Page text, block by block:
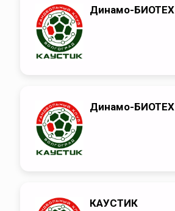
Динамо-БИОТЕХ
Динамо-БИОТЕХ
КАУСТИК